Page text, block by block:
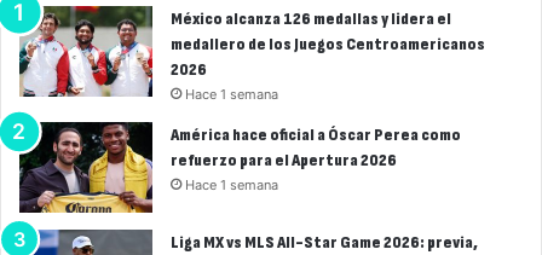
México alcanza 126 medallas y lidera el
medallero de los Juegos Centroamericanos
2026
Hace 1 semana
América hace oficial a Óscar Perea como
refuerzo para el Apertura 2026
Hace 1 semana
Liga MX vs MLS All-Star Game 2026: previa,